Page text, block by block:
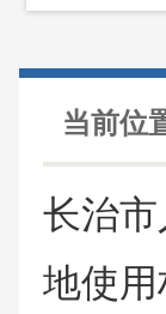
当前位
长治
地使